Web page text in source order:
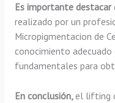
Es importante destacar
realizado por un
Micropigmentacion de
conocimiento
fundamentales para
En conclusión,el lifting